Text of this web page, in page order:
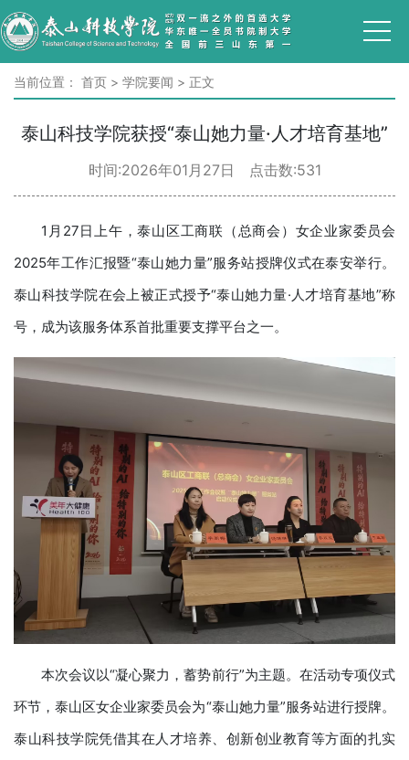
当前位置： 首页 > 学院要闻 > 正文
泰山科技学院获授“泰山她力量·人才培育基地”
时间:2026年01月27日 点击数:531
1月27日上午，泰山区工商联（总商会）女企业家委员会
2025年工作汇报暨“泰山她力量”服务站授牌仪式在泰安举行。
泰山科技学院在会上被正式授予“泰山她力量·人才培育基地”称
号，成为该服务体系首批重要支撑平台之一。
本次会议以“凝心聚力，蓄势前行”为主题。在活动专项仪式
环节，泰山区女企业家委员会为“泰山她力量”服务站进行授牌。
泰山科技学院凭借其在人才培养、创新创业教育等方面的扎实